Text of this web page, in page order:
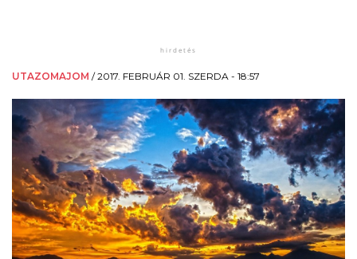
UTAZOMAJOM /2017. FEBRUÁR 01. SZERDA - 18:57